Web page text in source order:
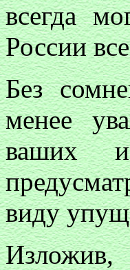
всегда
России
Без
менее
ваших
виду